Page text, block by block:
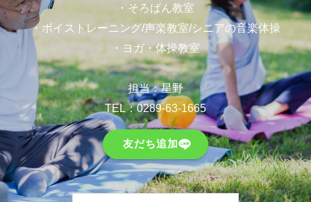
・そろばん教室
・ボイストレーニング/声楽教室/シニアの音楽体操
・ヨガ・体操教室
担当：星野
TEL：0289-63-1665
友だち追加